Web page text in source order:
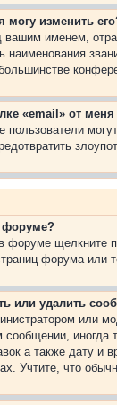
могу изменить
именем,
наименования
«email» от
пользователи
форуме?
форуме щелкните
форума
или удалить
или
иногда
а также дату
Учтите, что